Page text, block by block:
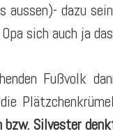
dazu
sich auch ja
Fußvolk
Silvester